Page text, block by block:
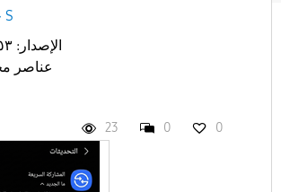
جالاكسى S
عناصر
23 0 0